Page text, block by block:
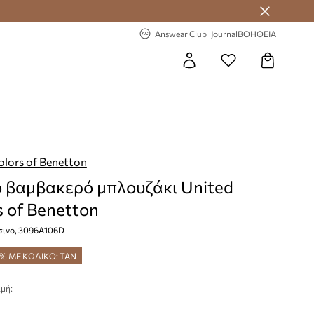
Club
Answear Club JournalΒΟΗΘΕΙΑ
of Benetton
μπλουζάκι United
of Benetton
3096A106D
ΜΕ ΚΩΔΙΚΟ: TAN